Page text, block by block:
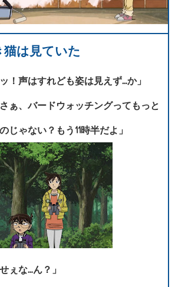
猫は見ていた
ッ！声はすれども姿は見えず…か」
さぁ、バードウォッチングってもっと
じゃない？もう11時半だよ」
ぇな…ん？」